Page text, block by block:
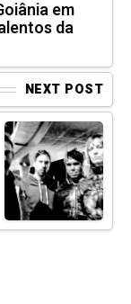
em
da
NEXT POST